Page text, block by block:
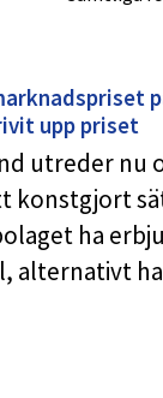
upp priset
utreder nu
konstgjort
ha
alternativt